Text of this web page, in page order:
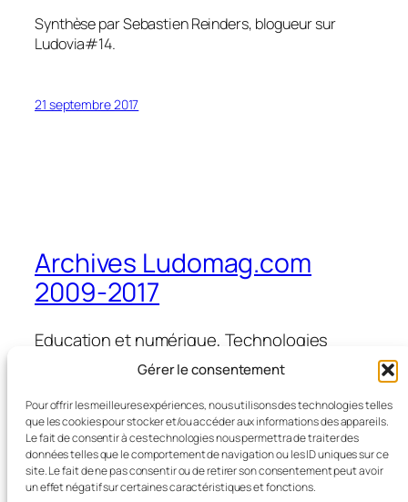
Gérer le consentement
Pour offrir les meilleures expériences, nous utilisons des technologies telles
que les cookies pour stocker et/ou accéder aux informations des appareils.
Le fait de consentir à ces technologies nous permettra de traiter des
données telles que le comportement de navigation ou les ID uniques sur ce
site. Le fait de ne pas consentir ou de retirer son consentement peut avoir
un effet négatif sur certaines caractéristiques et fonctions.
Synthèse par Sebastien Reinders, blogueur sur
Ludovia#14.
21 septembre 2017
Archives Ludomag.com
2009-2017
Education et numérique, Technologies
d'Apprentissage, e-learning, serious games,
et formation
Blog
Évènements